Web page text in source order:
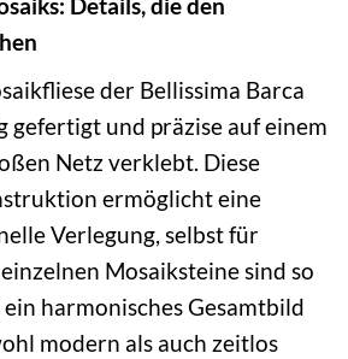
Details, die den
der Bellissima Barca
gefertigt und präzise auf einem
Netz verklebt. Diese
ermöglicht eine
Verlegung, selbst für
Mosaiksteine sind so
harmonisches Gesamtbild
modern als auch zeitlos